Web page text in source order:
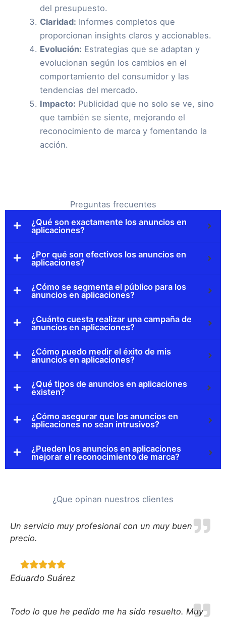
del presupuesto.
Claridad: Informes completos que
proporcionan insights claros y accionables.
Evolución: Estrategias que se adaptan y
evolucionan según los cambios en el
comportamiento del consumidor y las
tendencias del mercado.
Impacto: Publicidad que no solo se ve, sino
que también se siente, mejorando el
reconocimiento de marca y fomentando la
acción.
Preguntas frecuentes
¿Qué son exactamente los anuncios en
aplicaciones?
¿Por qué son efectivos los anuncios en
aplicaciones?
¿Cómo se segmenta el público para los
anuncios en aplicaciones?
¿Cuánto cuesta realizar una campaña de
anuncios en aplicaciones?
¿Cómo puedo medir el éxito de mis
anuncios en aplicaciones?
¿Qué tipos de anuncios en aplicaciones
existen?
¿Cómo asegurar que los anuncios en
aplicaciones no sean intrusivos?
¿Pueden los anuncios en aplicaciones
mejorar el reconocimiento de marca?
¿Que opinan nuestros clientes
Un servicio muy profesional con un muy buen
precio.
Eduardo Suárez
Todo lo que he pedido me ha sido resuelto. Muy